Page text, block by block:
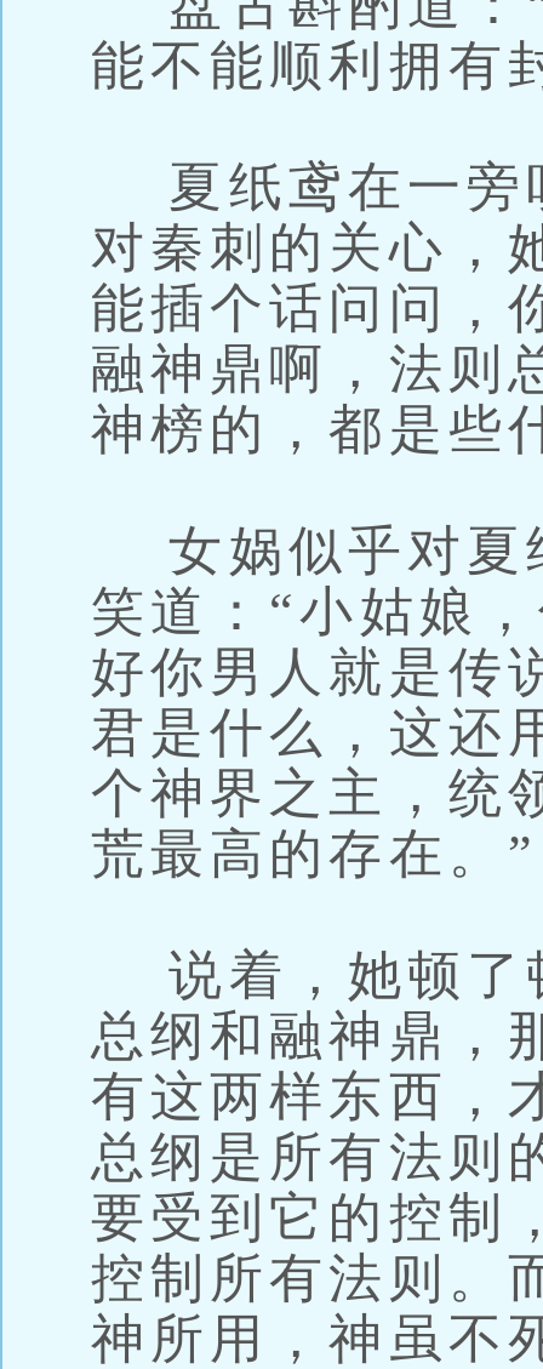
能不能顺利拥有
夏纸鸢在一旁
对秦刺的关心，
能插个话问问，
融神鼎啊，法则
神榜的，都是些
女娲似乎对夏
笑道：“小姑娘
好你男人就是传
君是什么，这还
个神界之主，统
荒最高的存在。”
说着，她顿了
总纲和融神鼎，
有这两样东西，
总纲是所有法则
要受到它的控制
控制所有法则。
神所用，神虽不